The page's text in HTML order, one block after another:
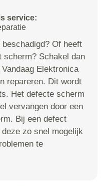
service:
Of heeft
scherm? Schakel dan
Elektronica
repareren. Dit wordt
Het defecte scherm
vervangen door een
Bij een defect
zo snel mogelijk
te